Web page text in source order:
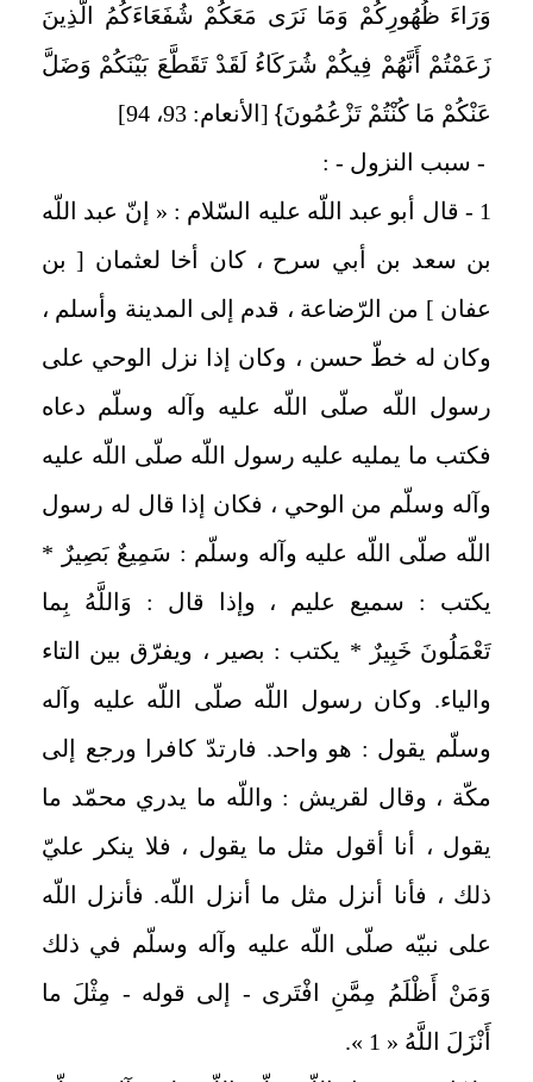
وَرَاءَ ظُهُورِكُمْ وَمَا نَرَى مَعَكُمْ شُفَعَاءَكُمُ الَّذِينَ
زَعَمْتُمْ أَنَّهُمْ فِيكُمْ شُرَكَاءُ لَقَدْ تَقَطَّعَ بَيْنَكُمْ وَضَلَّ
عَنْكُمْ مَا كُنْتُمْ تَزْعُمُونَ} [الأنعام: 93، 94]
- سبب النزول - :
1 - قال أبو عبد اللّه عليه السّلام : « إنّ عبد اللّه
بن سعد بن أبي سرح ، كان أخا لعثمان [ بن
عفان ] من الرّضاعة ، قدم إلى المدينة وأسلم ،
وكان له خطّ حسن ، وكان إذا نزل الوحي على
رسول اللّه صلّى اللّه عليه وآله وسلّم دعاه
فكتب ما يمليه عليه رسول اللّه صلّى اللّه عليه
وآله وسلّم من الوحي ، فكان إذا قال له رسول
اللّه صلّى اللّه عليه وآله وسلّم : سَمِيعٌ بَصِيرٌ *
يكتب : سميع عليم ، وإذا قال : وَاللَّهُ بِما
تَعْمَلُونَ خَبِيرٌ * يكتب : بصير ، ويفرّق بين التاء
والياء. وكان رسول اللّه صلّى اللّه عليه وآله
وسلّم يقول : هو واحد. فارتدّ كافرا ورجع إلى
مكّة ، وقال لقريش : واللّه ما يدري محمّد ما
يقول ، أنا أقول مثل ما يقول ، فلا ينكر عليّ
ذلك ، فأنا أنزل مثل ما أنزل اللّه. فأنزل اللّه
على نبيّه صلّى اللّه عليه وآله وسلّم في ذلك
وَمَنْ أَظْلَمُ مِمَّنِ افْتَرى - إلى قوله - مِثْلَ ما
أَنْزَلَ اللَّهُ « 1 ».